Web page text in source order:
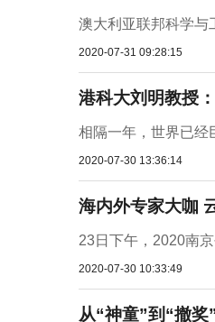
澳大利亚联邦科学与
2020-07-31 09:28:15
港科大刘明教授
相隔一年，世界已经
2020-07-30 13:36:14
海内外专家大咖
23日下午，2020南
2020-07-30 10:33:49
从“神童”到“撤